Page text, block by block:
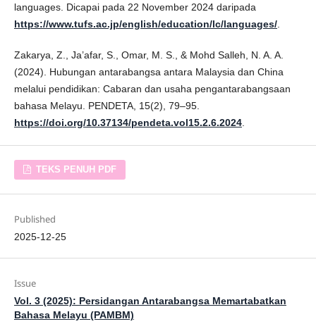
languages. Dicapai pada 22 November 2024 daripada
https://www.tufs.ac.jp/english/education/lc/languages/.
Zakarya, Z., Ja’afar, S., Omar, M. S., & Mohd Salleh, N. A. A.
(2024). Hubungan antarabangsa antara Malaysia dan China
melalui pendidikan: Cabaran dan usaha pengantarabangsaan
bahasa Melayu. PENDETA, 15(2), 79–95.
https://doi.org/10.37134/pendeta.vol15.2.6.2024.
TEKS PENUH PDF
Published
2025-12-25
Issue
Vol. 3 (2025): Persidangan Antarabangsa Memartabatkan
Bahasa Melayu (PAMBM)